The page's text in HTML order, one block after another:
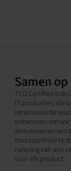
Samen
TCO Certified is
IT-producten, die
verantwoorde
ontworpen om
stimuleren en
duurzaamheid te
naleving van alle
voor elk product.